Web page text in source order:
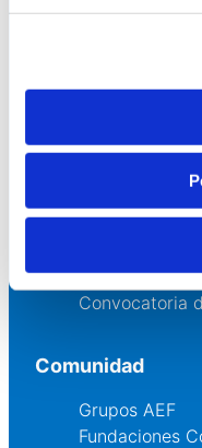
Quienes somos
Fundaciones
Canal ético
Servicios
Formación y
Convocatoria
Comunidad
Grupos AEF
Fundaciones